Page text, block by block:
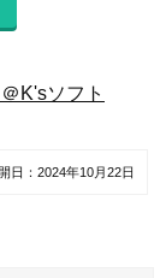
K'sソフト
日： 2024年10月22日